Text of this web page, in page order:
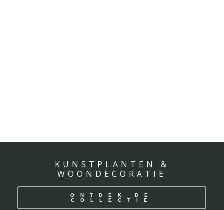
KUNSTPLANTEN &
WOONDECORATIE
ONTDEK DE
COLLECTIE